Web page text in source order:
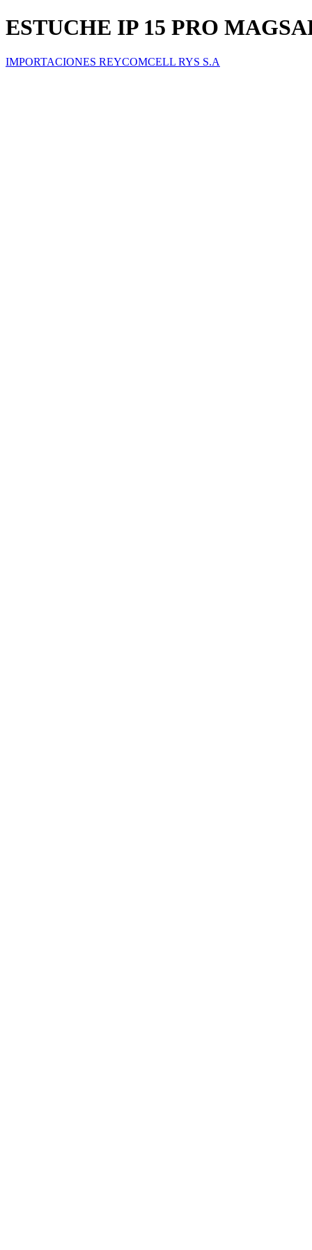
ESTUCHE IP 15 PRO
IMPORTACIONES REYCOMCELL RYS S.A